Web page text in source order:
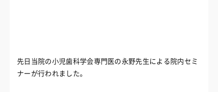
先日当院の小児歯科学会専門医の永野先生による院内セミ
ナーが行われました。